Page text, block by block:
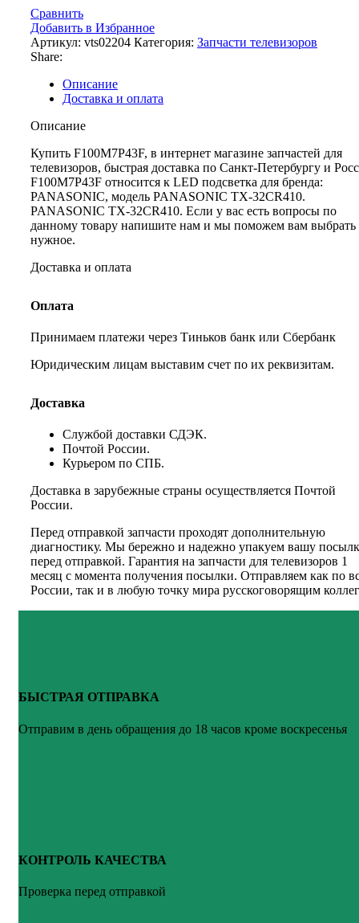
Сравнить
Добавить в Избранное
Артикул: vts02204 Категория: Запчасти телевизоров
Share:
Описание
Доставка и оплата
Описание
Купить F100M7P43F, в интернет магазине запчастей для
телевизоров, быстрая доставка по Санкт-Петербургу и
F100M7P43F относится к LED подсветка для бренда:
PANASONIC, модель PANASONIC TX-32CR410.
PANASONIC TX-32CR410. Если у вас есть вопросы по
данному товару напишите нам и мы поможем вам выбрать
нужное.
Доставка и оплата
Оплата
Принимаем платежи через Тиньков банк или Сбербанк
Юридическим лицам выставим счет по их реквизитам.
Доставка
Службой доставки СДЭК.
Почтой России.
Курьером по СПБ.
Доставка в зарубежные страны осуществляется Почтой
России.
Перед отправкой запчасти проходят дополнительную
диагностику. Мы бережно и надежно упакуем вашу
перед отправкой. Гарантия на запчасти для телевизоров 1
месяц с момента получения посылки. Отправляем как по
России, так и в любую точку мира русскоговорящим
БЫСТРАЯ ОТПРАВКА
Отправим в день обращения до 18 часов кроме воскресенья
КОНТРОЛЬ КАЧЕСТВА
Проверка перед отправкой